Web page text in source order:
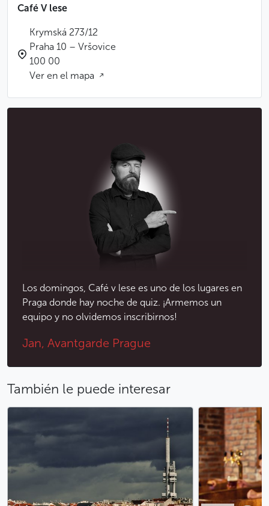
Café V lese
Krymská 273/12
Praha 10 – Vršovice
100 00
Ver en el mapa
Los domingos, Café v lese es uno de los lugares en
Praga donde hay noche de quiz. ¡Armemos un
equipo y no olvidemos inscribirnos!
Jan, Avantgarde Prague
También le puede interesar